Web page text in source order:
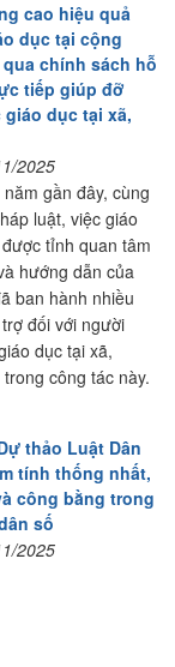
cao hiệu quả
dục tại cộng
chính sách hỗ
tiếp giúp đỡ
dục tại xã,
2025
gần đây, cùng
luật, việc giáo
tỉnh quan tâm
hướng dẫn của
ban hành nhiều
đối với người
dục tại xã,
công tác này.
thảo Luật Dân
tính thống nhất,
công bằng trong
số
2025